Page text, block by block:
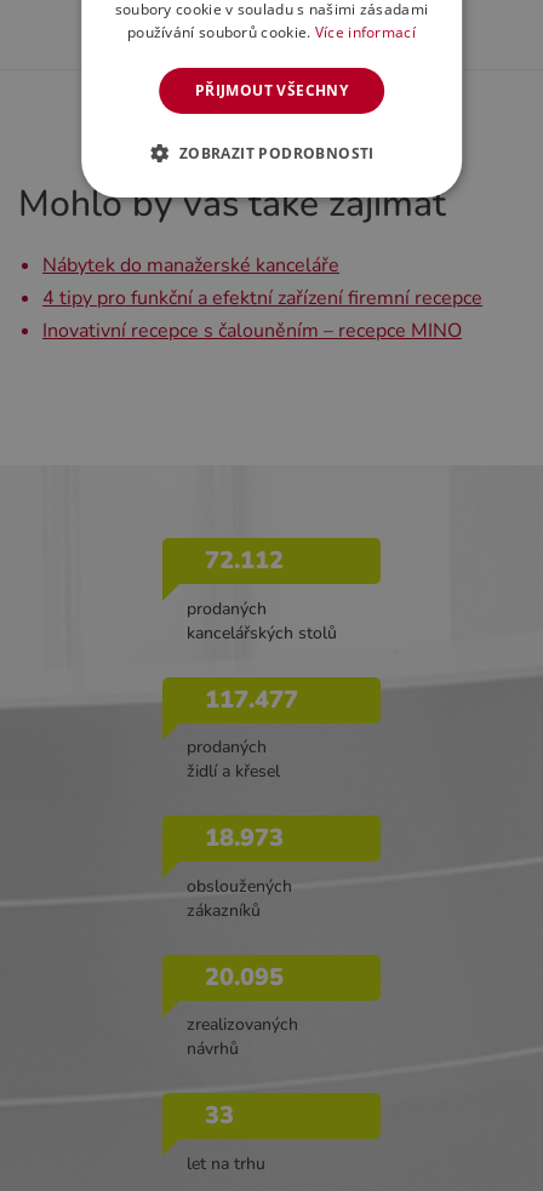
Mohlo by vás také zajímat
Nábytek do manažerské kanceláře
4 tipy pro funkční a efektní zařízení firemní recepce
Inovativní recepce s čalouněním – recepce MINO
72.112
prodaných
kancelářských stolů
117.477
prodaných
židlí a křesel
18.973
obsloužených
zákazníků
20.095
zrealizovaných
návrhů
33
let na trhu
soubory cookie v souladu s našimi zásadami
používání souborů cookie. Více informací
PŘIJMOUT VŠECHNY
ZOBRAZIT PODROBNOSTI